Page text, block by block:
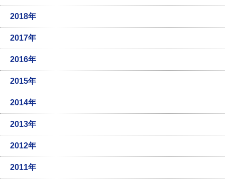
2018年
2017年
2016年
2015年
2014年
2013年
2012年
2011年